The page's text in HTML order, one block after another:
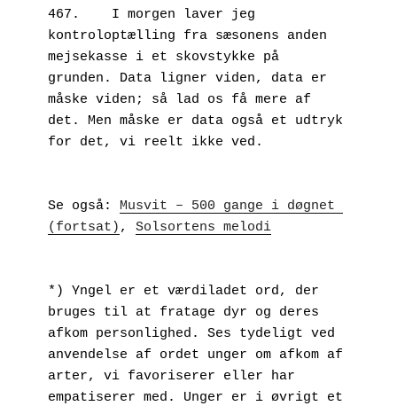
467.	I morgen laver jeg
kontroloptælling fra sæsonens anden
mejsekasse i et skovstykke på
grunden. Data ligner viden, data er
måske viden; så lad os få mere af
det. Men måske er data også et udtryk
for det, vi reelt ikke ved.
Se også: Musvit – 500 gange i døgnet
(fortsat) , Solsortens melodi
*) Yngel er et værdiladet ord, der
bruges til at fratage dyr og deres
afkom personlighed. Ses tydeligt ved
anvendelse af ordet unger om afkom af
arter, vi favoriserer eller har
empatiserer med. Unger er i øvrigt et